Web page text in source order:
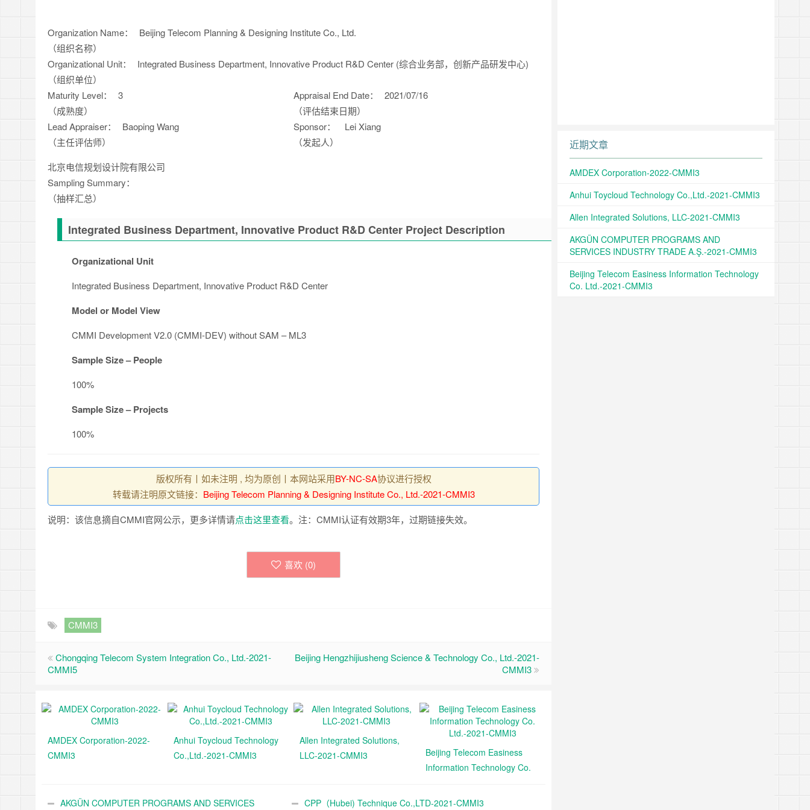
Organization Name：
（组织名称）
Beijing Telecom Planning & Designing Institute Co., Ltd.
Organizational Unit：
（组织单位）
Integrated Business Department, Innovative Product R&D Center (综合业务部，创新产品研发中心)
Maturity Level：
（成熟度）
3
Appraisal End Date：
（评估结束日期）
2021/07/16
Lead Appraiser：
（主任评估师）
Baoping Wang
Sponsor：
（发起人）
Lei Xiang
北京电信规划设计院有限公司
Sampling Summary：
（抽样汇总）
Integrated Business Department, Innovative Product R&D Center Project Description
Organizational Unit
Integrated Business Department, Innovative Product R&D Center
Model or Model View
CMMI Development V2.0 (CMMI-DEV) without SAM – ML3
Sample Size – People
100%
Sample Size – Projects
100%
版权所有丨如未注明 , 均为原创丨本网站采用BY-NC-SA协议进行授权
转载请注明原文链接： Beijing Telecom Planning & Designing Institute Co., Ltd.-2021-CMMI3
说明：该信息摘自CMMI官网公示，更多详情请点击这里查看。注：CMMI认证有效期3年，过期链接失效。
喜欢 (0)
CMMI3
Chongqing Telecom System Integration Co., Ltd.-2021-
CMMI5
Beijing Hengzhijiusheng Science & Technology Co., Ltd.-2021-
CMMI3
AMDEX Corporation-2022-
CMMI3
Anhui Toycloud Technology
Co.,Ltd.-2021-CMMI3
Allen Integrated Solutions,
LLC-2021-CMMI3
Beijing Telecom Easiness
Information Technology Co.
AKGÜN COMPUTER PROGRAMS AND SERVICES
CPP（Hubei) Technique Co.,LTD-2021-CMMI3
近期文章
AMDEX Corporation-2022-CMMI3
Anhui Toycloud Technology Co.,Ltd.-2021-CMMI3
Allen Integrated Solutions, LLC-2021-CMMI3
AKGÜN COMPUTER PROGRAMS AND
SERVICES INDUSTRY TRADE A.Ş.-2021-CMMI3
Beijing Telecom Easiness Information Technology
Co. Ltd.-2021-CMMI3